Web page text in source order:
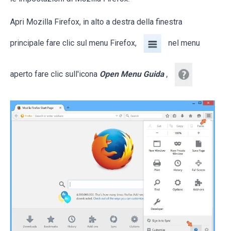
Apri Mozilla Firefox, in alto a destra della finestra
principale fare clic sul menu Firefox, nel menu
aperto fare clic sull'icona Open Menu Guida ,